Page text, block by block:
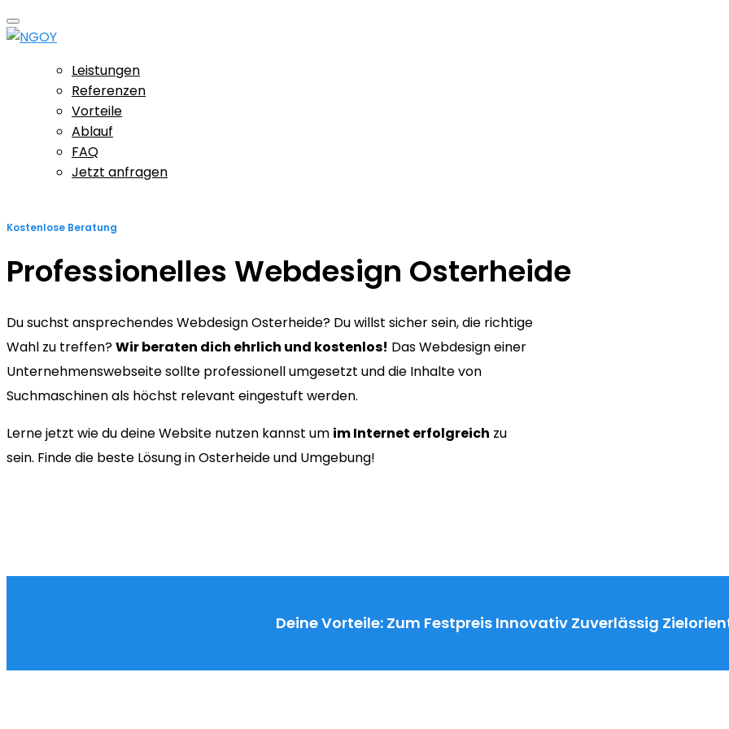
Leistungen
Referenzen
Vorteile
Ablauf
FAQ
Jetzt anfragen
Kostenlose Beratung
Professionelles Webdesign Osterheide
Du suchst ansprechendes Webdesign Osterheide? Du willst sicher sein, die richtige
Wahl zu treffen?Wir beraten dich ehrlich und kostenlos! Das Webdesign einer
Unternehmenswebseite sollte professionell umgesetzt und die Inhalte von
Suchmaschinen als höchst relevant eingestuft werden.
Lerne jetzt wie du deine Website nutzen kannst um im Internet erfolgreich zu
sein. Finde die beste Lösung in Osterheide und Umgebung!
Deine Vorteile: Zum Festpreis Innovativ Zuverlässig